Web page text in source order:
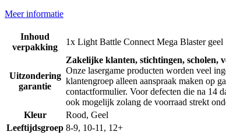
Meer informatie
Inhoud
verpakking
1x Light Battle Connect Mega Blaster
Uitzondering
garantie
Zakelijke klanten, stichtingen,
Onze lasergame producten worden veel
klantengroep alleen aanspraak maken op
contactformulier. Voor defecten die na 14
ook mogelijk zolang de voorraad strekt
Kleur
Rood, Geel
Leeftijdsgroep 8-9, 10-11, 12+